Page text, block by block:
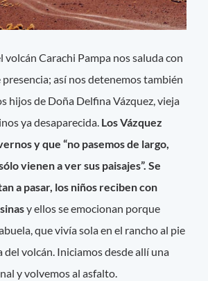
volcán Carachi Pampa nos saluda con
así nos detenemos también
hijos de Doña Delfina Vázquez, vieja
ya desaparecida. Los Vázquez
y que “no pasemos de largo,
vienen a ver sus paisajes”. Se
a pasar, los niños reciben con
y ellos se emocionan porque
que vivía sola en el rancho al pie
del volcán. Iniciamos desde allí una
y volvemos al asfalto.